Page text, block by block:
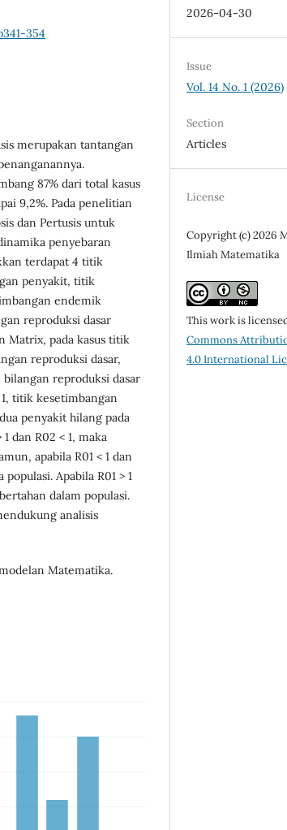
354
merupakan tantangan
87% dari total kasus
9,2%. Pada penelitian
dan Pertusis untuk
penyebaran
terdapat 4 titik
penyakit, titik
endemik
reproduksi dasar
Matrix, pada kasus titik
reproduksi dasar,
bilangan reproduksi dasar
titik kesetimbangan
penyakit hilang pada
dan R02 < 1, maka
apabila R01 < 1 dan
Apabila R01 > 1
dalam populasi.
analisis
Matematika.
2026-04-30
Issue
Vol. 14 No. 1 (2026)
Section
Articles
License
Copyright (c) 2026
Ilmiah Matematika
This work is
Commons
4.0 International